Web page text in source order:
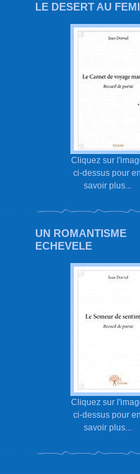
LE DESERT AU
Cliquez sur
ci-dessus pour en
savoir plus...
UN ROMANTISME
ECHEVELE
Cliquez sur
ci-dessus pour en
savoir plus...